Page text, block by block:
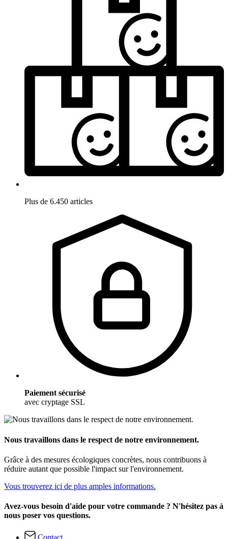
Plus de 6.450 articles
Paiement sécurisé
avec cryptage SSL
Nous travaillons dans le respect de notre environnement.
Grâce à des mesures écologiques concrètes, nous contribuons à
réduire autant que possible l'impact sur l'environnement.
Vous trouverez ici de plus amples informations.
Avez-vous besoin d'aide pour votre commande ? N'hésitez pas à
nous poser vos questions.